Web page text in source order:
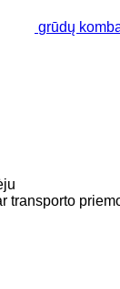
grūdų
transporto